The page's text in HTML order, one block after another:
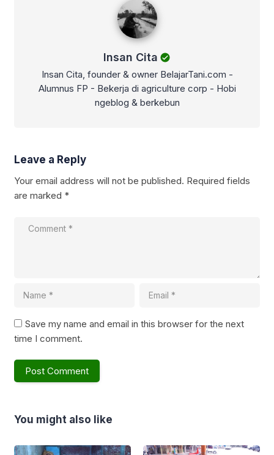
Insan Cita
Insan Cita, founder & owner BelajarTani.com -
Alumnus FP - Bekerja di agriculture corp - Hobi
ngeblog & berkebun
Leave a Reply
Your email address will not be published. Required fields
are marked *
Save my name and email in this browser for the next
time I comment.
You might also like